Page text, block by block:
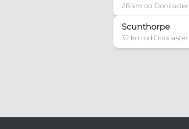
28 km od Doncaster
Scunthorpe
32 km od Doncaster